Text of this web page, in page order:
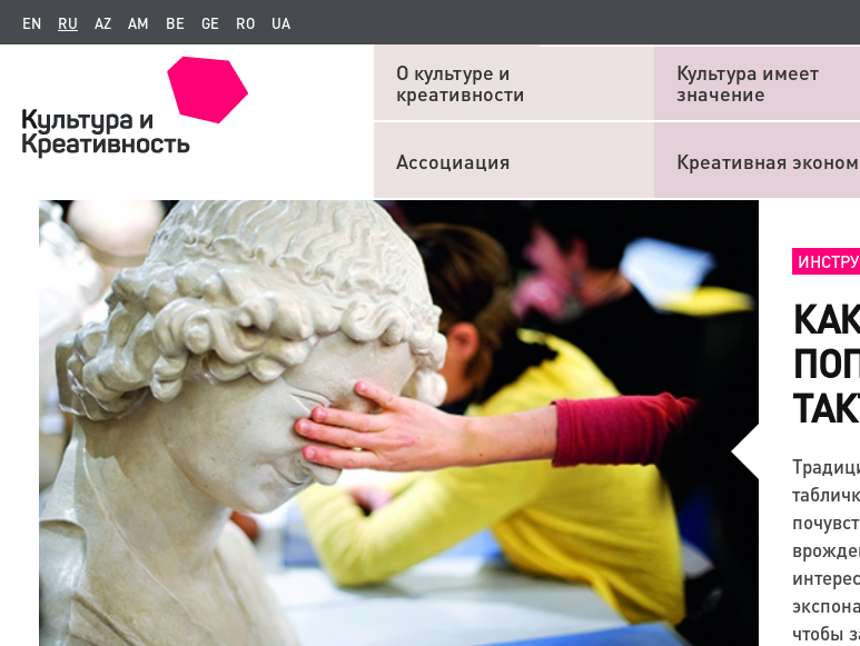
EN RU AZ AM BE GE RO UA
О культуре и
креативности
Культура имеет
значение
Ассоциация Креативная
чтобы